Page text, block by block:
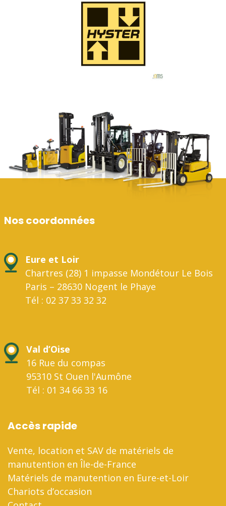
Nos coordonnées
Eure et Loir
Chartres (28) 1 impasse Mondétour Le Bois
Paris – 28630 Nogent le Phaye
Tél : 02 37 33 32 32
Val d’Oise
16 Rue du compas
95310 St Ouen l'Aumône
Tél : 01 34 66 33 16
Accès rapide
Vente, location et SAV de matériels de
manutention en Île-de-France
Matériels de manutention en Eure-et-Loir
Chariots d’occasion